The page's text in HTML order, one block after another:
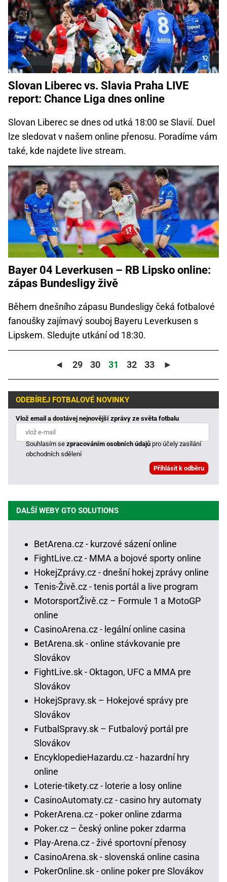
Slovan Liberec vs. Slavia Praha LIVE
report: Chance Liga dnes online
Slovan Liberec se dnes od utká 18:00 se Slavií. Duel
lze sledovat v našem online přenosu. Poradíme vám
také, kde najdete live stream.
Bayer 04 Leverkusen – RB Lipsko online:
zápas Bundesligy živě
Během dnešního zápasu Bundesligy čeká fotbalové
fanoušky zajímavý souboj Bayeru Leverkusen s
Lipskem. Sledujte utkání od 18:30.
◄ 29 30 31 32 33 ►
ODEBÍREJ FOTBALOVÉ NOVINKY
Vlož email a dostávej nejnovější zprávy ze světa fotbalu
Souhlasím sezpracováním osobních údajůpro účely zasílání
obchodních sdělení
DALŠÍ WEBY GTO SOLUTIONS
BetArena.cz - kurzové sázení online
FightLive.cz - MMA a bojové sporty online
HokejZprávy.cz - dnešní hokej zprávy online
Tenis-Živě.cz - tenis portál a live program
MotorsportŽivě.cz – Formule 1 a MotoGP
online
CasinoArena.cz - legální online casina
BetArena.sk - online stávkovanie pre
Slovákov
FightLive.sk - Oktagon, UFC a MMA pre
Slovákov
HokejSpravy.sk – Hokejové správy pre
Slovákov
FutbalSpravy.sk – Futbalový portál pre
Slovákov
EncyklopedieHazardu.cz - hazardní hry
online
Loterie-tikety.cz - loterie a losy online
CasinoAutomaty.cz - casino hry automaty
PokerArena.cz - poker online zdarma
Poker.cz – český online poker zdarma
Play-Arena.cz - živé sportovní přenosy
CasinoArena.sk - slovenská online casina
PokerOnline.sk - online poker pre Slovákov